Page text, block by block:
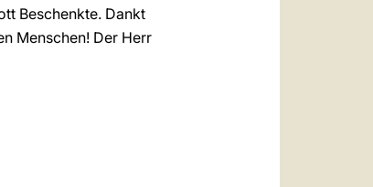
Beschenkte. Dankt
Menschen! Der Herr